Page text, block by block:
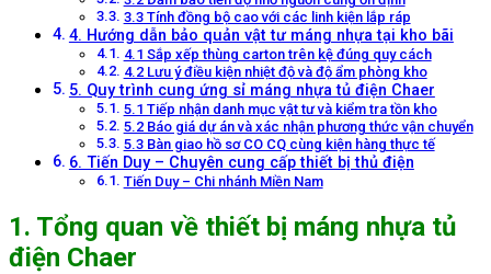
3.3 Tính đồng bộ cao với các linh kiện lắp ráp
4. Hướng dẫn bảo quản vật tư máng nhựa tại kho bãi
4.1 Sắp xếp thùng carton trên kệ đúng quy cách
4.2 Lưu ý điều kiện nhiệt độ và độ ẩm phòng kho
5. Quy trình cung ứng sỉ máng nhựa tủ điện Chaer
5.1 Tiếp nhận danh mục vật tư và kiểm tra tồn kho
5.2 Báo giá dự án và xác nhận phương thức vận chuyển
5.3 Bàn giao hồ sơ CO CQ cùng kiện hàng thực tế
6. Tiến Duy – Chuyên cung cấp thiết bị thủ điện
Tiến Duy – Chi nhánh Miền Nam
1. Tổng quan về thiết bị máng nhựa tủ
điện Chaer